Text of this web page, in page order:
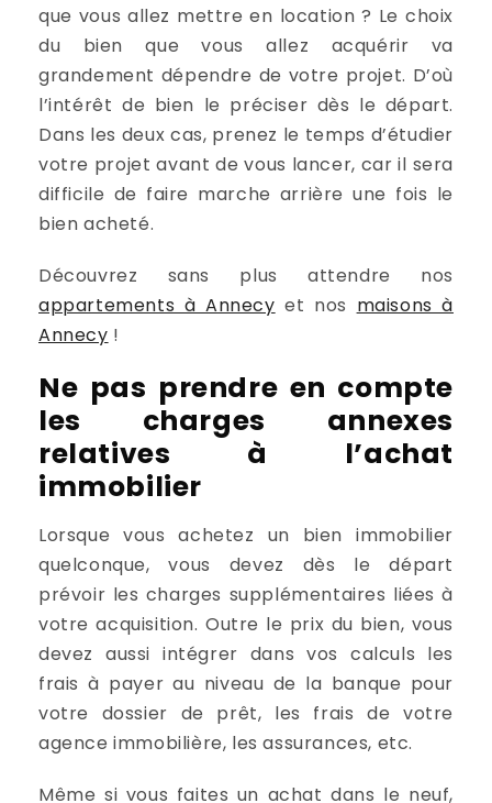
que vous allez mettre en location ? Le choix
du bien que vous allez acquérir va
grandement dépendre de votre projet. D’où
l’intérêt de bien le préciser dès le départ.
Dans les deux cas, prenez le temps d’étudier
votre projet avant de vous lancer, car il sera
difficile de faire marche arrière une fois le
bien acheté.
Découvrez sans plus attendre nos
appartements à Annecy et nos maisons à
Annecy !
Ne pas prendre en compte
les charges annexes
relatives à l’achat
immobilier
Lorsque vous achetez un bien immobilier
quelconque, vous devez dès le départ
prévoir les charges supplémentaires liées à
votre acquisition. Outre le prix du bien, vous
devez aussi intégrer dans vos calculs les
frais à payer au niveau de la banque pour
votre dossier de prêt, les frais de votre
agence immobilière, les assurances, etc.
Même si vous faites un achat dans le neuf,